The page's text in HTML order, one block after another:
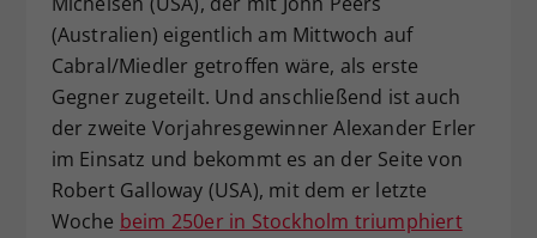
(Australien) eigentlich am Mittwoch auf
Cabral/Miedler getroffen wäre, als erste
Gegner zugeteilt. Und anschließend ist auch
der zweite Vorjahresgewinner Alexander Erler
im Einsatz und bekommt es an der Seite von
Robert Galloway (USA), mit dem er letzte
Woche beim 250er in Stockholm triumphiert